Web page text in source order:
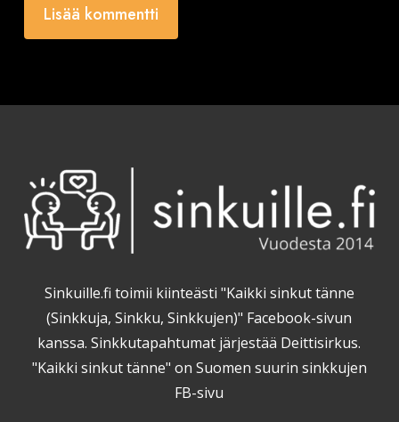
Sinkuille.fi toimii kiinteästi "Kaikki sinkut tänne
(Sinkkuja, Sinkku, Sinkkujen)" Facebook-sivun
kanssa. Sinkkutapahtumat järjestää Deittisirkus.
"Kaikki sinkut tänne" on Suomen suurin sinkkujen
FB-sivu